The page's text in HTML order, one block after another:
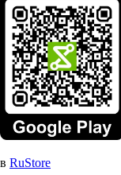
в RuStore